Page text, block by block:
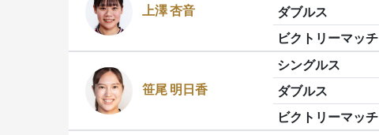
上澤 杏音
ダブルス
ビクトリーマッチ
笹尾 明日香
シングルス
ダブルス
ビクトリーマッチ